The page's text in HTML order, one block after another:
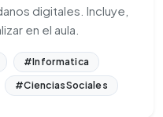
digitales. Incluye,
en el aula.
#Informatica
#CienciasSociales